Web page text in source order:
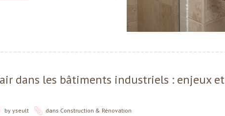
dans les bâtiments industriels : enjeux et
by yseult dans Construction & Rénovation